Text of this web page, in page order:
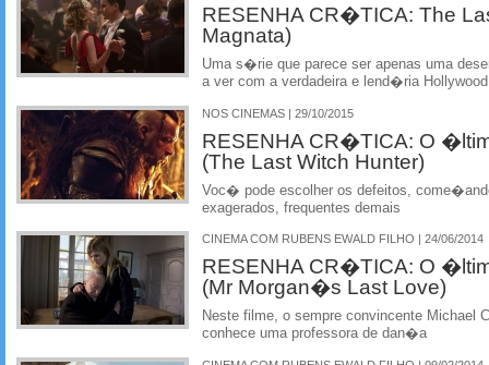
RESENHA CR�TICA: The
Magnata)
Uma s�rie que parece ser apenas uma
a ver com a verdadeira e lend�ria Hollywood
NOS CINEMAS | 29/10/2015
RESENHA CR�TICA: O
(The Last Witch Hunter)
Voc� pode escolher os defeitos,
exagerados, frequentes demais
CINEMA COM RUBENS EWALD FILHO | 24/06/2014
RESENHA CR�TICA: O
(Mr Morgan�s Last Love)
Neste filme, o sempre convincente
conhece uma professora de dan�a